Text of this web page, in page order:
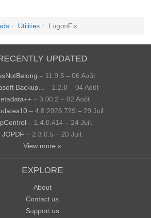
Utilities LogonFix
UPDATED
– 11.9.5 – 06 Août
Backup...
– 1.2.0 – 04 Août
– 3.00.2 – 02 Août
– 4.8.2026.729 – 29 Juil.
– 1.4.0.414 – 24 Juil.
JOPDF – 2.3.0.5 – 20 Juil.
View more »
EXPLORE
About
Contact us
Support us